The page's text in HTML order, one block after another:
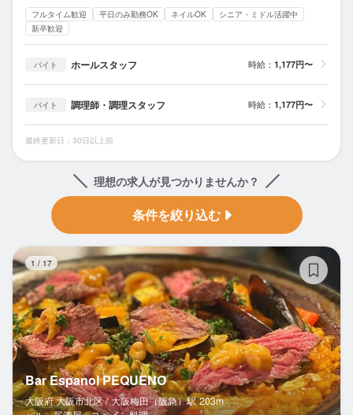
フルタイム歓迎 平日のみ勤務OK ネイルOK
シニア・ミドル活躍中
新卒歓迎
バイト ホールスタッフ 時給： 1,177円〜
バイト 調理師・調理スタッフ 時給： 1,177円〜
最終更新日：30日以上前
理想の求人が見つかりませんか？
条件を絞り込む
1 / 17
Bar Espanol PEQUENO
大阪府 大阪市北区 / 大阪梅田（阪急）駅 203m